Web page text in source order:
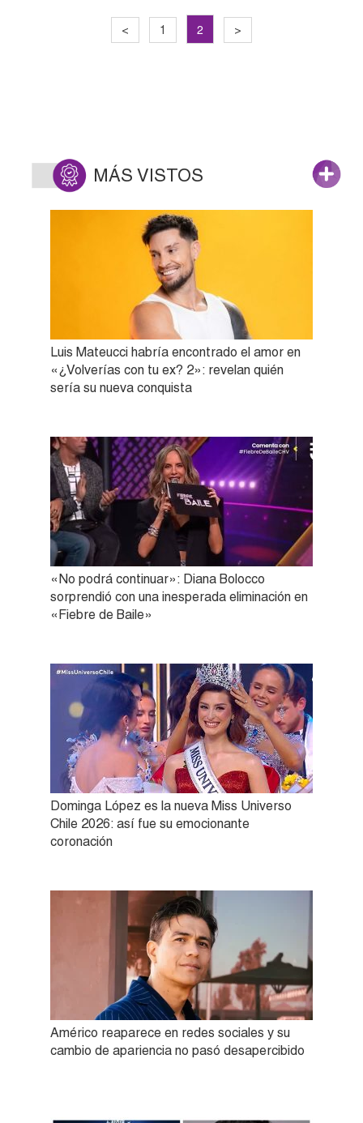
< 1 2 >
MÁS VISTOS
Luis Mateucci habría encontrado el amor en
«¿Volverías con tu ex? 2»: revelan quién
sería su nueva conquista
«No podrá continuar»: Diana Bolocco
sorprendió con una inesperada eliminación en
«Fiebre de Baile»
Dominga López es la nueva Miss Universo
Chile 2026: así fue su emocionante
coronación
Américo reaparece en redes sociales y su
cambio de apariencia no pasó desapercibido